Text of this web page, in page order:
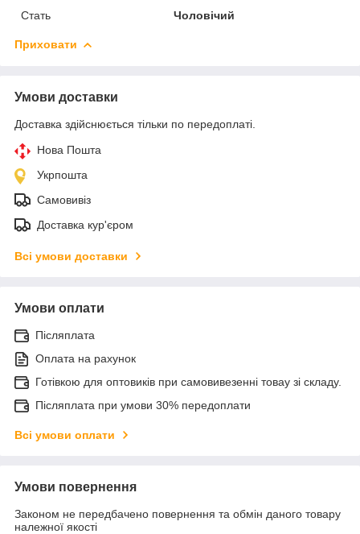
Стать
Чоловічий
Приховати
Умови доставки
Доставка здійснюється тільки по передоплаті.
Нова Пошта
Укрпошта
Самовивіз
Доставка кур'єром
Всі умови доставки
Умови оплати
Післяплата
Оплата на рахунок
Готівкою для оптовиків при самовивезенні товау зі складу.
Післяплата при умови 30% передоплати
Всі умови оплати
Умови повернення
Законом не передбачено повернення та обмін даного товару
належної якості